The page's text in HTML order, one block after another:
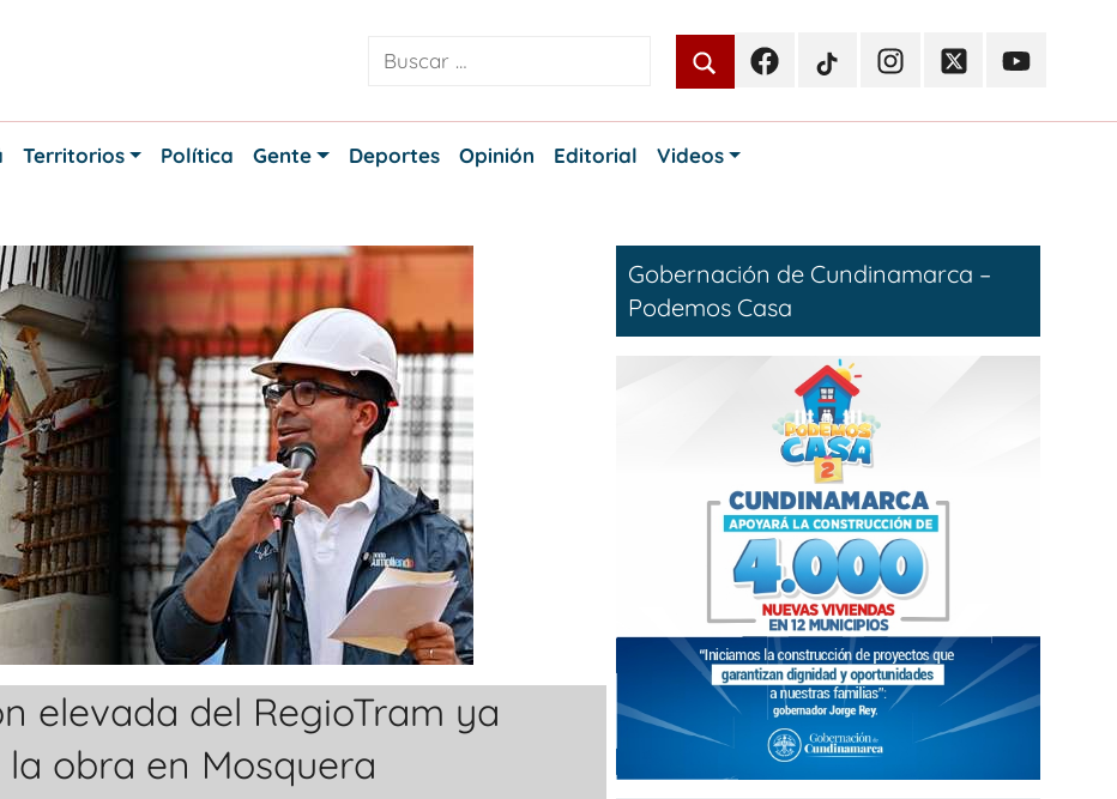
FacebookTikTokInstagramTwitterYoutube
Territorios Política Gente Deportes Opinión Editorial Videos
elevada del RegioTram ya
obra en Mosquera
Gobernación de Cundinamarca –
Podemos Casa